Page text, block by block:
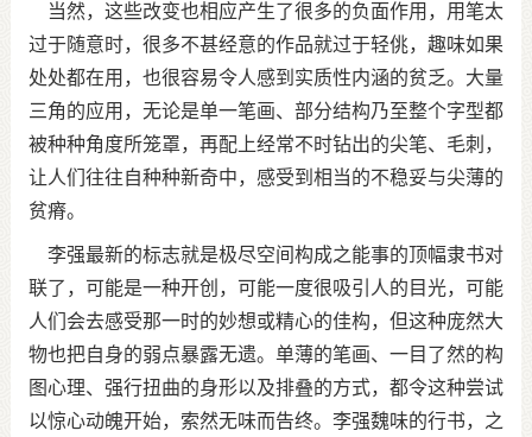
当然，这些改变也相应产生了很多的负面作用，用笔太
过于随意时，很多不甚经意的作品就过于轻佻，趣味如果
处处都在用，也很容易令人感到实质性内涵的贫乏。大量
三角的应用，无论是单一笔画、部分结构乃至整个字型都
被种种角度所笼罩，再配上经常不时钻出的尖笔、毛刺，
让人们往往自种种新奇中，感受到相当的不稳妥与尖薄的
贫瘠。
李强最新的标志就是极尽空间构成之能事的顶幅隶书对
联了，可能是一种开创，可能一度很吸引人的目光，可能
人们会去感受那一时的妙想或精心的佳构，但这种庞然大
物也把自身的弱点暴露无遗。单薄的笔画、一目了然的构
图心理、强行扭曲的身形以及排叠的方式，都令这种尝试
以惊心动魄开始，索然无味而告终。李强魏味的行书，之